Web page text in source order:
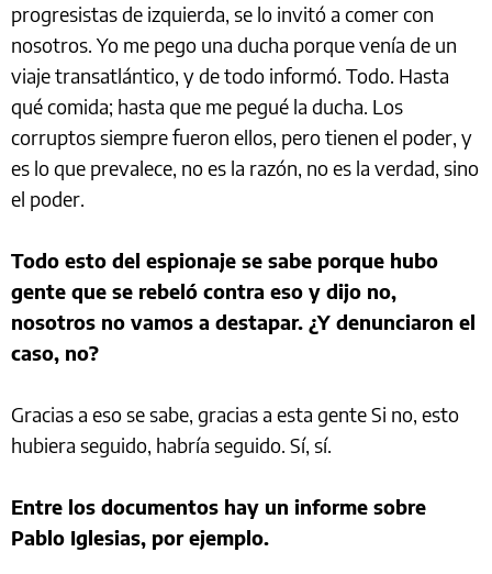
progresistas de izquierda, se lo invitó a comer con
nosotros. Yo me pego una ducha porque venía de un
viaje transatlántico, y de todo informó. Todo. Hasta
qué comida; hasta que me pegué la ducha. Los
corruptos siempre fueron ellos, pero tienen el poder, y
es lo que prevalece, no es la razón, no es la verdad, sino
el poder.
Todo esto del espionaje se sabe porque hubo
gente que se rebeló contra eso y dijo no,
nosotros no vamos a destapar. ¿Y denunciaron el
caso, no?
Gracias a eso se sabe, gracias a esta gente Si no, esto
hubiera seguido, habría seguido. Sí, sí.
Entre los documentos hay un informe sobre
Pablo Iglesias, por ejemplo.